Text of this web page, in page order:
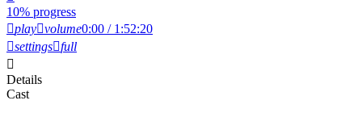
10% progress
play volume0:00 / 1:52:20
settings full
Details
Cast